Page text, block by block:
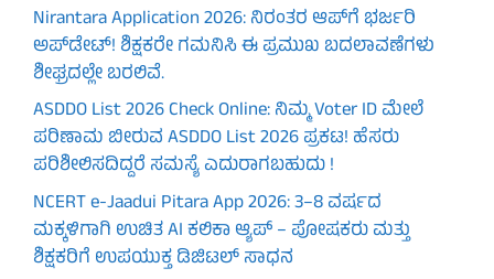
Nirantara Application 2026: ನಿರಂತರ ಆಪ್‌ಗೆ ಭರ್ಜರಿ
ಅಪ್‌ಡೇಟ್! ಶಿಕ್ಷಕರೇ ಗಮನಿಸಿ ಈ ಪ್ರಮುಖ ಬದಲಾವಣೆಗಳು
ಶೀಘ್ರದಲ್ಲೇ ಬರಲಿವೆ.
ASDDO List 2026 Check Online: ನಿಮ್ಮ Voter ID ಮೇಲೆ
ಪರಿಣಾಮ ಬೀರುವ ASDDO List 2026 ಪ್ರಕಟ! ಹೆಸರು
ಪರಿಶೀಲಿಸದಿದ್ದರೆ ಸಮಸ್ಯೆ ಎದುರಾಗಬಹುದು !
NCERT e-Jaadui Pitara App 2026: 3–8 ವರ್ಷದ
ಮಕ್ಕಳಿಗಾಗಿ ಉಚಿತ AI ಕಲಿಕಾ ಆ್ಯಪ್ – ಪೋಷಕರು ಮತ್ತು
ಶಿಕ್ಷಕರಿಗೆ ಉಪಯುಕ್ತ ಡಿಜಿಟಲ್ ಸಾಧನ